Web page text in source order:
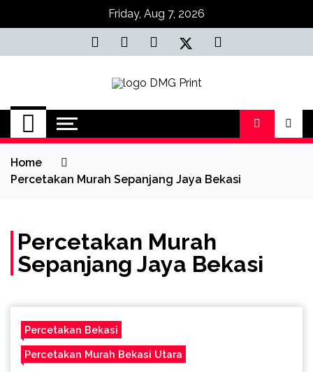
Friday, Aug 7, 2026
Jasa Cetak Online
DMG Printing
Home
Percetakan Murah Sepanjang Jaya Bekasi
Percetakan Murah
Sepanjang Jaya Bekasi
Percetakan Bekasi
Percetakan Murah Bekasi Utara